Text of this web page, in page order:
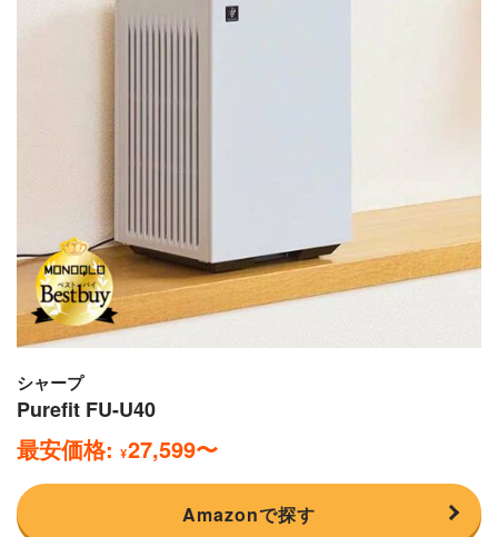
シャープ
Purefit FU-U40
最安価格: ¥27,599〜
Amazonで探す